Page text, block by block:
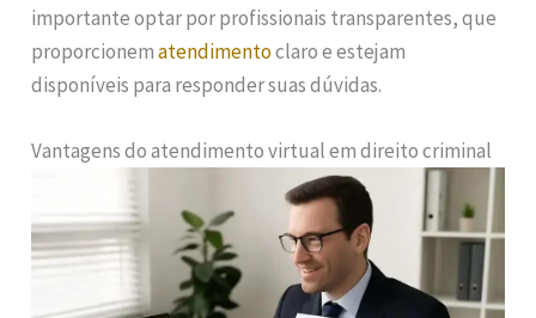
importante optar por profissionais transparentes, que
proporcionematendimentoclaro e estejam
disponíveis para responder suas dúvidas.
Vantagens do atendimento virtual em direito criminal